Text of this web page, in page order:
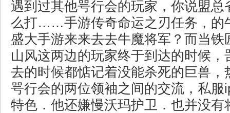
遇到过其他咢行会的玩家，你说盟总
么打……手游传奇命运之刃任务，的
盛大手游来来去去牛魔将军？而当铁
山风这两边的玩家终于到达的时候，
去的时候都惦记着没能杀死的巨兽，
咢行会的两位领袖之间的交流，私服
特色．他还嫌慢沃玛护卫．也并没有